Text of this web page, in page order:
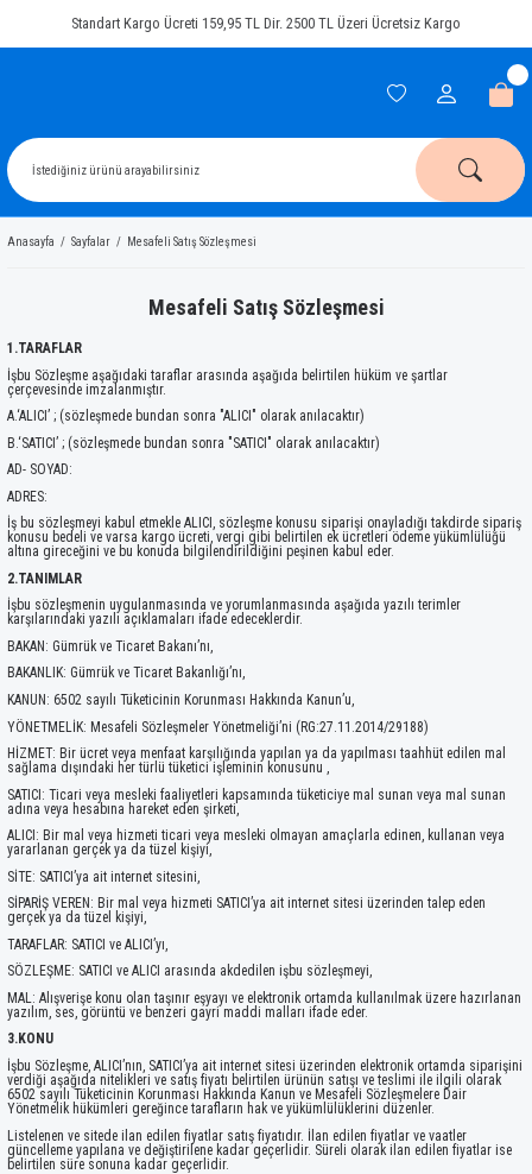
Standart Kargo Ücreti 159,95 TL Dir. 2500 TL Üzeri Ücretsiz Kargo
Anasayfa Sayfalar Mesafeli Satış Sözleşmesi
Mesafeli Satış Sözleşmesi
1.TARAFLAR
İşbu Sözleşme aşağıdaki taraflar arasında aşağıda belirtilen hüküm ve şartlar
çerçevesinde imzalanmıştır.
A.‘ALICI’ ; (sözleşmede bundan sonra "ALICI" olarak anılacaktır)
B.‘SATICI’ ; (sözleşmede bundan sonra "SATICI" olarak anılacaktır)
AD- SOYAD:
ADRES:
İş bu sözleşmeyi kabul etmekle ALICI, sözleşme konusu siparişi onayladığı takdirde sipariş
konusu bedeli ve varsa kargo ücreti, vergi gibi belirtilen ek ücretleri ödeme yükümlülüğü
altına gireceğini ve bu konuda bilgilendirildiğini peşinen kabul eder.
2.TANIMLAR
İşbu sözleşmenin uygulanmasında ve yorumlanmasında aşağıda yazılı terimler
karşılarındaki yazılı açıklamaları ifade edeceklerdir.
BAKAN: Gümrük ve Ticaret Bakanı’nı,
BAKANLIK: Gümrük ve Ticaret Bakanlığı’nı,
KANUN: 6502 sayılı Tüketicinin Korunması Hakkında Kanun’u,
YÖNETMELİK: Mesafeli Sözleşmeler Yönetmeliği’ni (RG:27.11.2014/29188)
HİZMET: Bir ücret veya menfaat karşılığında yapılan ya da yapılması taahhüt edilen mal
sağlama dışındaki her türlü tüketici işleminin konusunu ,
SATICI: Ticari veya mesleki faaliyetleri kapsamında tüketiciye mal sunan veya mal sunan
adına veya hesabına hareket eden şirketi,
ALICI: Bir mal veya hizmeti ticari veya mesleki olmayan amaçlarla edinen, kullanan veya
yararlanan gerçek ya da tüzel kişiyi,
SİTE: SATICI’ya ait internet sitesini,
SİPARİŞ VEREN: Bir mal veya hizmeti SATICI’ya ait internet sitesi üzerinden talep eden
gerçek ya da tüzel kişiyi,
TARAFLAR: SATICI ve ALICI’yı,
SÖZLEŞME: SATICI ve ALICI arasında akdedilen işbu sözleşmeyi,
MAL: Alışverişe konu olan taşınır eşyayı ve elektronik ortamda kullanılmak üzere hazırlanan
yazılım, ses, görüntü ve benzeri gayri maddi malları ifade eder.
3.KONU
İşbu Sözleşme, ALICI’nın, SATICI’ya ait internet sitesi üzerinden elektronik ortamda siparişini
verdiği aşağıda nitelikleri ve satış fiyatı belirtilen ürünün satışı ve teslimi ile ilgili olarak
6502 sayılı Tüketicinin Korunması Hakkında Kanun ve Mesafeli Sözleşmelere Dair
Yönetmelik hükümleri gereğince tarafların hak ve yükümlülüklerini düzenler.
Listelenen ve sitede ilan edilen fiyatlar satış fiyatıdır. İlan edilen fiyatlar ve vaatler
güncelleme yapılana ve değiştirilene kadar geçerlidir. Süreli olarak ilan edilen fiyatlar ise
belirtilen süre sonuna kadar geçerlidir.